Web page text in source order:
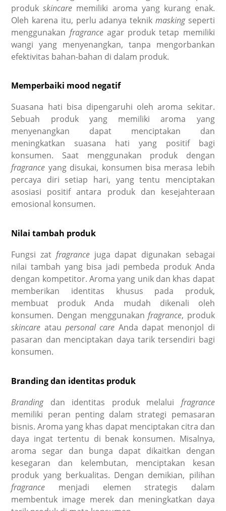
produkskincare memiliki aroma yang kurang enak.
Oleh karena itu, perlu adanya teknik masking seperti
menggunakan fragrance agar produk tetap memiliki
wangi yang menyenangkan, tanpa mengorbankan
efektivitas bahan-bahan di dalam produk.
Memperbaiki mood negatif
Suasana hati bisa dipengaruhi oleh aroma sekitar.
Sebuah produk yang memiliki aroma yang
menyenangkan dapat menciptakan dan
meningkatkan suasana hati yang positif bagi
konsumen. Saat menggunakan produk dengan
fragrance yang disukai, konsumen bisa merasa lebih
percaya diri setiap hari, yang tentu menciptakan
asosiasi positif antara produk dan kesejahteraan
emosional konsumen.
Nilai tambah produk
Fungsi zat fragrance juga dapat digunakan sebagai
nilai tambah yang bisa jadi pembeda produk Anda
dengan kompetitor. Aroma yang unik dan khas dapat
memberikan identitas khusus pada produk,
membuat produk Anda mudah dikenali oleh
konsumen. Dengan menggunakanfragrance, produk
skincare ataupersonal care Anda dapat menonjol di
pasaran dan menciptakan daya tarik tersendiri bagi
konsumen.
Branding dan identitas produk
Brandingdan identitas produk melalui fragrance
memiliki peran penting dalam strategi pemasaran
bisnis. Aroma yang khas dapat menciptakan citra dan
daya ingat tertentu di benak konsumen. Misalnya,
aroma segar dan bunga dapat dikaitkan dengan
kesegaran dan kelembutan, menciptakan kesan
produk yang berkualitas. Dengan demikian, pilihan
fragrance menjadi elemen strategis dalam
membentuk image merek dan meningkatkan daya